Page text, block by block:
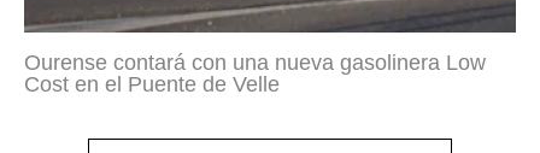
Ourense contará con una nueva gasolinera Low
Cost en el Puente de Velle